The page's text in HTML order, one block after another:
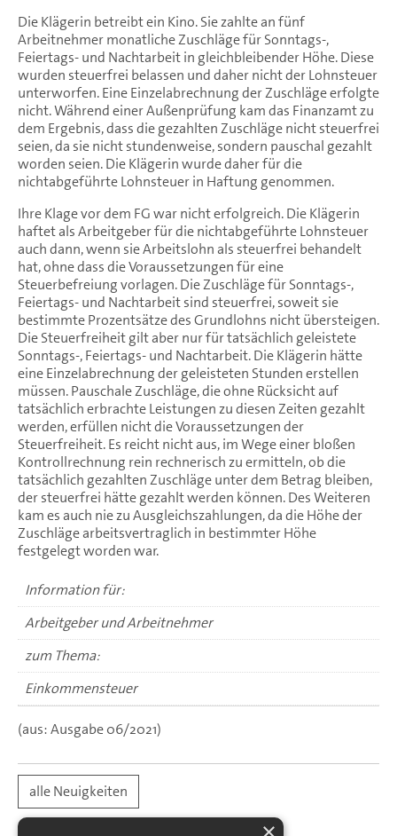
Die Klägerin betreibt ein Kino. Sie zahlte an fünf
Arbeitnehmer monatliche Zuschläge für Sonntags-,
Feiertags- und Nachtarbeit in gleichbleibender Höhe. Diese
wurden steuerfrei belassen und daher nicht der Lohnsteuer
unterworfen. Eine Einzelabrechnung der Zuschläge erfolgte
nicht. Während einer Außenprüfung kam das Finanzamt zu
dem Ergebnis, dass die gezahlten Zuschläge nicht steuerfrei
seien, da sie nicht stundenweise, sondern pauschal gezahlt
worden seien. Die Klägerin wurde daher für die
nichtabgeführte Lohnsteuer in Haftung genommen.
Ihre Klage vor dem FG war nicht erfolgreich. Die Klägerin
haftet als Arbeitgeber für die nichtabgeführte Lohnsteuer
auch dann, wenn sie Arbeitslohn als steuerfrei behandelt
hat, ohne dass die Voraussetzungen für eine
Steuerbefreiung vorlagen. Die Zuschläge für Sonntags-,
Feiertags- und Nachtarbeit sind steuerfrei, soweit sie
bestimmte Prozentsätze des Grundlohns nicht übersteigen.
Die Steuerfreiheit gilt aber nur für tatsächlich geleistete
Sonntags-, Feiertags- und Nachtarbeit. Die Klägerin hätte
eine Einzelabrechnung der geleisteten Stunden erstellen
müssen. Pauschale Zuschläge, die ohne Rücksicht auf
tatsächlich erbrachte Leistungen zu diesen Zeiten gezahlt
werden, erfüllen nicht die Voraussetzungen der
Steuerfreiheit. Es reicht nicht aus, im Wege einer bloßen
Kontrollrechnung rein rechnerisch zu ermitteln, ob die
tatsächlich gezahlten Zuschläge unter dem Betrag bleiben,
der steuerfrei hätte gezahlt werden können. Des Weiteren
kam es auch nie zu Ausgleichszahlungen, da die Höhe der
Zuschläge arbeitsvertraglich in bestimmter Höhe
festgelegt worden war.
Information für:
Arbeitgeber und Arbeitnehmer
zum Thema:
Einkommensteuer
(aus: Ausgabe 06/2021)
alle Neuigkeiten